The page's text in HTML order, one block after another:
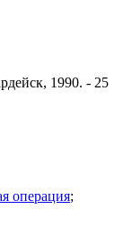
1990. - 25
операция;